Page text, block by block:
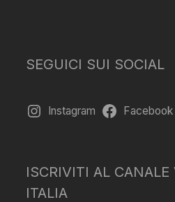
SEGUICI SUI SOCIAL
Instagram Facebook
ISCRIVITI AL CANALE
ITALIA